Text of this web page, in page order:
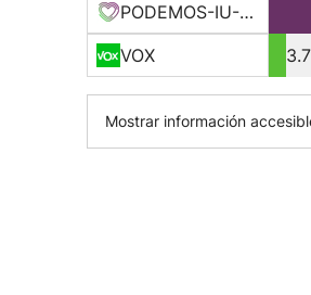
PODEMOS-IU-EQUO-BATZ
VOX
Mostrar información